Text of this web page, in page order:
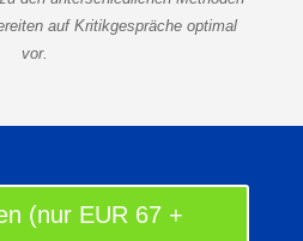
auf Kritikgespräche optimal
vor.
(nur EUR 67 +